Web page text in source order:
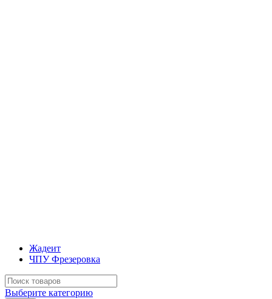
Жадеит
ЧПУ Фрезеровка
Искать:
Выберите категорию